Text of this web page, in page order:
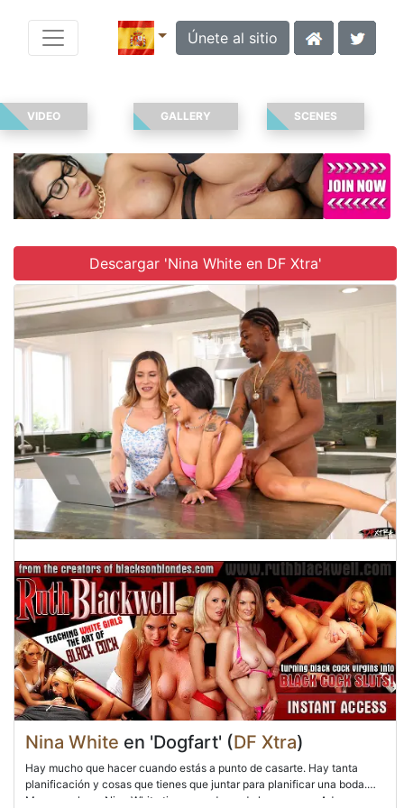
Únete al sitio
VIDEO GALLERY SCENES
Descargar 'Nina White en DF Xtra'
Nina White en 'Dogfart' (DF Xtra)
Hay mucho que hacer cuando estás a punto de casarte. Hay tanta
planificación y cosas que tienes que juntar para planificar una boda.
Menos mal que Nina White tiene una dama de honor como Aderas, que